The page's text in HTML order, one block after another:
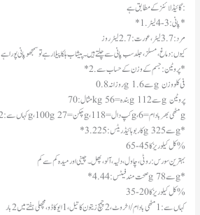
گائیڈلائنز کے مطابق ہے:
*1. پانی: 3-4 لیٹر*
مرد: 3.7 لیٹر، عورت: 2.7 لیٹر روز
کیوں: دماغ، مسلز، جلد سب پانی سے چلتے ہیں۔ پیشاب ہلکا پیلا رہے تو سمجھو پانی پورا ہے
*2. پروٹین: جسم کے وزن کے حساب سے*
روزانہ 0.8g سے 1.6g فی کلو وزن
مثال: 70kg بندہ = 56g سے 112g پروٹین
کہاں سے: 2 انڈے = 12g، 100g چکن = 27g، 1 کپ دال = 18g، مٹھی بھر بادام = 6g
*3. کاربوہائیڈریٹس: 225g سے 325g*
کل کیلوریز کا 45-65%
بہترین سورس: روٹی، چاول، دلیہ، آلو، پھل۔ چینی اور میدہ کم سے کم
*4. صحت مند فیٹس: 44g سے 78g*
کل کیلوریز کا 20-35%
کہاں سے: 1 مٹھی بادام/اخروٹ، 2 چمچ زیتون کا تیل، 1 ایوکاڈو، مچھلی ہفتے میں 2 بار